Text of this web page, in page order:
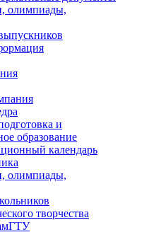
олимпиады,
и
образование
календарь
олимпиады,
творчества